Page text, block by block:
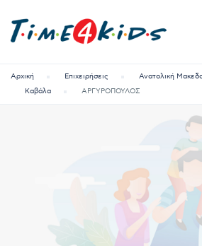
Αρχική Επιχειρήσεις
Ανατολική
Καβάλα
ΑΡΓΥΡΟΠΟΥΛΟΣ